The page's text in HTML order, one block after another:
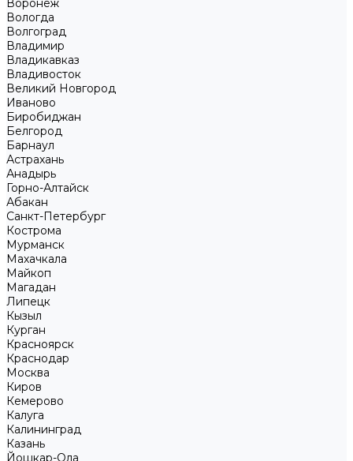
Воронеж
Вологда
Волгоград
Владимир
Владикавказ
Владивосток
Великий Новгород
Иваново
Биробиджан
Белгород
Барнаул
Астрахань
Анадырь
Горно-Алтайск
Абакан
Санкт-Петербург
Кострома
Мурманск
Махачкала
Майкоп
Магадан
Липецк
Кызыл
Курган
Красноярск
Краснодар
Москва
Киров
Кемерово
Калуга
Калининград
Казань
Йошкар-Ола